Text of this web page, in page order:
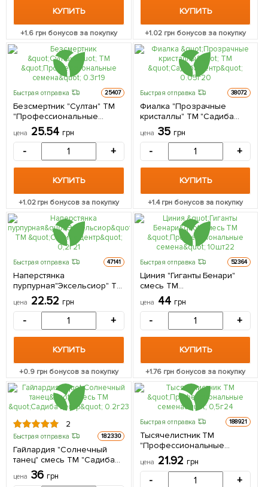
КУПИТЬ
+1.6 грн бонусов за покупку
КУПИТЬ
+1.02 грн бонусов за покупку
Быстрая отправка 25407
Безсмертник "Султан" ТМ
"Профессиональные
семена" 0.3г
цена 25.54 грн
- +
КУПИТЬ
+1.02грн бонусов за покупку
Быстрая отправка 38072
Фиалка "Прозрачные
кристаллы" ТМ "Садиба
центр" 0.05г
цена 35 грн
- +
КУПИТЬ
+1.4грн бонусов за покупку
Быстрая отправка 47141
Наперстянка
пурпурная"Эксельсиор" ТМ
"Садиба центр" 0,2г
цена 22.52 грн
- +
КУПИТЬ
+0.9 грн бонусов за покупку
Быстрая отправка 52364
Циния "Гиганты Бенари"
смесь ТМ
"Профессиональные
семена" 10шт
цена 44 грн
- +
КУПИТЬ
+1.76 грн бонусов за покупку
2
Быстрая отправка 182330
Гайлардия "Солнечный
танец" смесь ТМ "Садиба
центр" 0.2г
цена 36 грн
Быстрая отправка 188921
Тысячелистник ТМ
"Профессиональные
семена" 0,5г
цена 21.92 грн
- +